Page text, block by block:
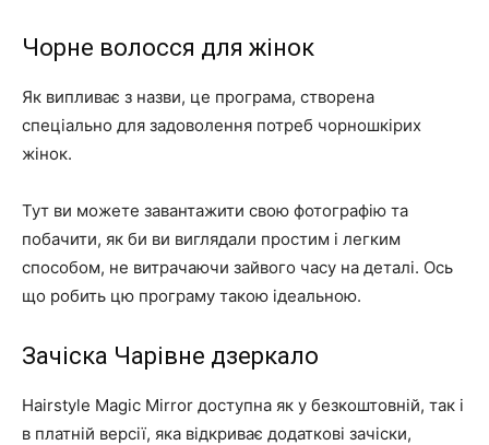
Чорне волосся для жінок
Як випливає з назви, це програма, створена
спеціально для задоволення потреб чорношкірих
жінок.
Тут ви можете завантажити свою фотографію та
побачити, як би ви виглядали простим і легким
способом, не витрачаючи зайвого часу на деталі. Ось
що робить цю програму такою ідеальною.
Зачіска Чарівне дзеркало
Hairstyle Magic Mirror доступна як у безкоштовній, так і
в платній версії, яка відкриває додаткові зачіски,